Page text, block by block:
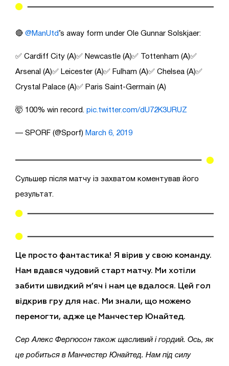
🔴 @ManUtd ’s away form under Ole Gunnar Solskjaer:
✅ Cardiff City (A)✅ Newcastle (A)✅ Tottenham (A)✅
Arsenal (A)✅ Leicester (A)✅ Fulham (A)✅ Chelsea (A)✅
Crystal Palace (A)✅ Paris Saint-Germain (A)
🤯 100% win record. pic.twitter.com/dU72K3URUZ
— SPORF (@Sporf) March 6, 2019
Сульшер після матчу із захватом коментував його
результат.
Це просто фантастика! Я вірив у свою команду.
Нам вдався чудовий старт матчу. Ми хотіли
забити швидкий м’яч і нам це вдалося. Цей гол
відкрив гру для нас. Ми знали, що можемо
перемогти, адже це Манчестер Юнайтед.
Сер Алекс Фергюсон також щасливий і гордий. Ось, як
це робиться в Манчестер Юнайтед. Нам під силу